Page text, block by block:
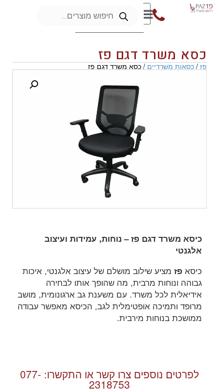
כסא משרד דגם פז
פז/כסאות משרדיים/ כסא משרד דגם פז
כיסא משרד דגם פז – נוחות, עמידות ועיצוב
אלגנטי
כיסא פז מציע שילוב מושלם של עיצוב אלגנטי, איכות
גבוהה ונוחות מרבית, מה שהופך אותו לבחירה
אידיאלית לכל משרד. עם משענת גב ארגונומית, מושב
מרופד ותמיכה אופטימלית לגב, הכיסא מאפשר עבודה
ממושכת בנוחות מירבית.
לפרטים נוספים צרו קשר או התקשרו: 077-
2318753